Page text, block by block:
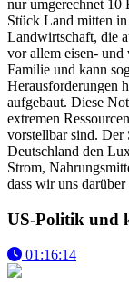
nur umgerechnet 10
Stück Land mitten
Landwirtschaft, die
vor allem eisen- und
Familie und kann
Herausforderungen
aufgebaut. Diese
extremen
vorstellbar sind. Der
Deutschland den
Strom,
dass wir uns
US-Politik und
01:16:14